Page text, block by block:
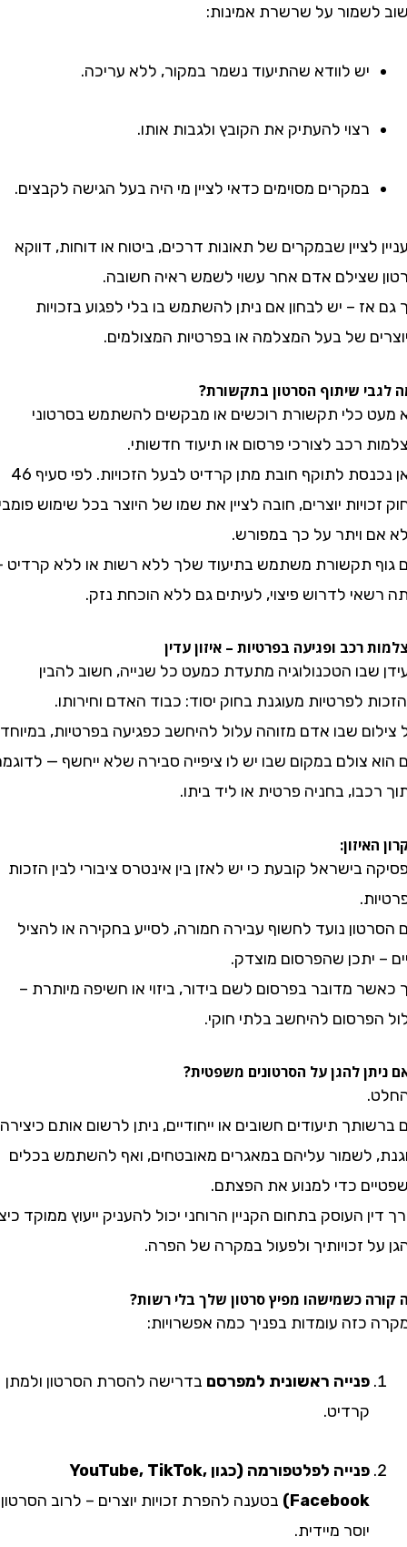
על שרשרת אמינות:
יש לוודא שהתיעוד נשמר במקור, ללא עריכה.
רצוי להעתיק את הקובץ ולגבות אותו.
במקרים מסוימים כדאי לציין מי היה בעל הגישה לקבצים.
לציין שבמקרים של תאונות דרכים, ביטוח או דוחות, דווקא
אדם אחר עשוי לשמש ראיה חשובה.
– יש לבחון אם ניתן להשתמש בו בלי לפגוע בזכויות
של בעל המצלמה או בפרטיות המצולמים.
שיתוף הסרטון בתקשורת?
כלי תקשורת רוכשים או מבקשים להשתמש בסרטוני
רכב לצורכי פרסום או תיעוד חדשותי.
כאן נכנסת לתוקף חובת מתן קרדיט לבעל הזכויות. לפי סעיף 46
יוצרים, חובה לציין את שמו של היוצר בכל שימוש פומבי,
ויתר על כך במפורש.
תקשורת משתמש בתיעוד שלך ללא רשות או ללא קרדיט –
לדרוש פיצוי, לעיתים גם ללא הוכחת נזק.
ופגיעה בפרטיות – איזון עדין
הטכנולוגיה מתעדת כמעט כל שנייה, חשוב להבין
לפרטיות מעוגנת בחוק יסוד: כבוד האדם וחירותו.
שבו אדם מזוהה עלול להיחשב כפגיעה בפרטיות, במיוחד
צולם במקום שבו יש לו ציפייה סבירה שלא ייחשף — לדוגמה,
בחניה פרטית או ליד ביתו.
בישראל קובעת כי יש לאזן בין אינטרס ציבורי לבין הזכות
נועד לחשוף עבירה חמורה, לסייע בחקירה או להציל
שהפרסום מוצדק.
מדובר בפרסום לשם בידור, ביזוי או חשיפה מיותרת –
להיחשב בלתי חוקי.
להגן על הסרטונים משפטית?
תיעודים חשובים או ייחודיים, ניתן לרשום אותם כיצירה
לשמור עליהם במאגרים מאובטחים, ואף להשתמש בכלים
כדי למנוע את הפצתם.
העוסק בתחום הקניין הרוחני יכול להעניק ייעוץ ממוקד כיצד
זכויותיך ולפעול במקרה של הפרה.
כשמישהו מפיץ סרטון שלך בלי רשות?
עומדות בפניך כמה אפשרויות:
פנייה ראשונית למפרסםבדרישה להסרת הסרטון ולמתן
קרדיט.
פנייה לפלטפורמה (כגון YouTube, TikTok,
Facebook) בטענה להפרת זכויות יוצרים – לרוב הסרטון
יוסר מיידית.